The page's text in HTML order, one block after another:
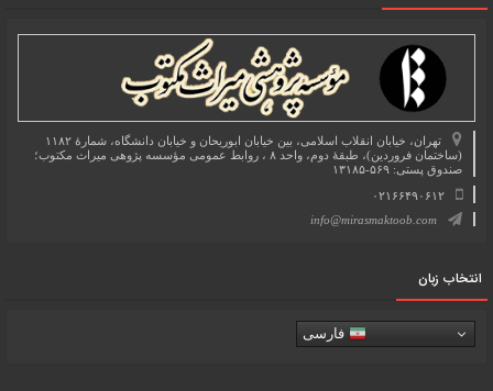
تهران، خیابان انقلاب اسلامی، بین خیابان ابوریحان و خیابان دانشگاه، شمارۀ ۱۱۸۲
(ساختمان فروردین)، طبقۀ دوم، واحد ۸ ، روابط عمومی مؤسسه پژوهی میراث مکتوب؛
صندوق پستی: ۵۶۹-۱۳۱۸۵
۰۲۱۶۶۴۹۰۶۱۲
info@mirasmaktoob.com
انتخاب زبان
فارسی